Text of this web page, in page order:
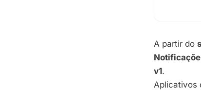
A partir do
v1.
Aplicativos